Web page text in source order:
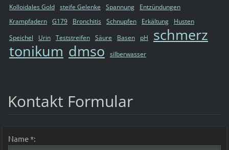
Kolloidales Gold steife Gelenke Spannung
Entzündungen
Krampfadern G179 Bronchitis Schnupfen Erkältung
Husten
Speichel
Urin Teststreifen Säure Basen pH
schmerz
tonikum dmso silberwasser
Kontakt Formular
Name *: